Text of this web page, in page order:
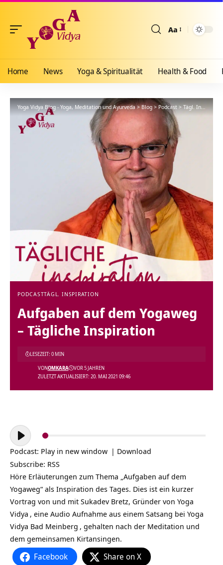
Aa
Home News Yoga & Spiritualität Health & Food
Yoga Vidya Blog - Yoga, Meditation und Ayurveda>Blog>Podcast>Tägl. Inspiration
PODCASTTÄGL. INSPIRATION
Aufgaben auf dem Yogaweg
– Tägliche Inspiration
ZULETZT AKTUALISIERT: 20. MAI 2021 09:46
VONOMKARA VOR 5 JAHREN
LESEZEIT: 0 MIN
Audio-
Player
Podcast: Play in new window | Download
Subscribe: RSS
Höre Erläuterungen zum Thema „Aufgaben auf dem
Yogaweg“ als Inspiration des Tages. Dies ist ein kurzer
Vortrag von und mit Sukadev Bretz, Gründer von Yoga
Vidya , eine Audio Aufnahme aus einem Satsang bei Yoga
Vidya Bad Meinberg , gehalten nach der Meditation und
dem gemeinsamen Kirtansingen.
Facebook Share on X